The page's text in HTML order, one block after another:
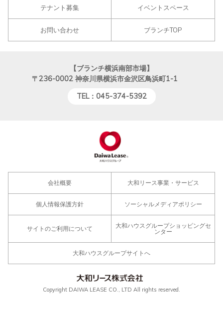
テナント募集 イベントスペース
お問い合わせ ブランチTOP
【ブランチ横浜南部市場】
〒236-0002 神奈川県横浜市金沢区鳥浜町1-1
TEL：045-374-5392
会社概要 大和リース事業・サービス
個人情報保護方針 ソーシャルメディアポリシー
サイトのご利用について
大和ハウスグループショッピングセ
ンター
大和ハウスグループサイトへ
Copyright DAIWA LEASE CO., LTD All rights reserved.